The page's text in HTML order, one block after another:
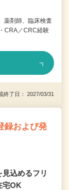
薬剤師、臨床検査
CRA／CRC経験
了日： 2027/03/31
録および発
見込めるフリ
宅OK